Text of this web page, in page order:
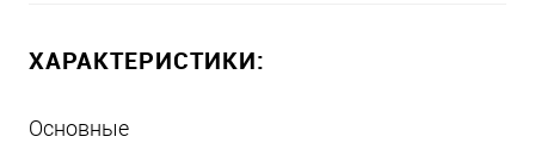
ХАРАКТЕРИСТИКИ:
Основные